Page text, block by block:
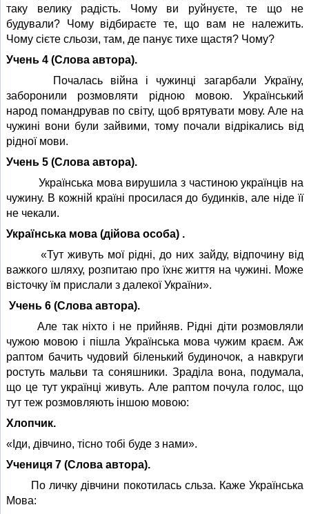
таку велику радість. Чому ви руйнуєте, те що не
будували? Чому відбираєте те, що вам не належить.
Чому сієте сльози, там, де панує тихе щастя? Чому?
Учень 4 (Слова автора).
Почалась війна і чужинці загарбали Україну,
заборонили розмовляти рідною мовою. Український
народ помандрував по світу, щоб врятувати мову. Але на
чужині вони були зайвими, тому почали відрікались від
рідної мови.
Учень 5 (Слова автора).
Українська мова вирушила з частиною українців на
чужину. В кожній країні просилася до будинків, але ніде її
не чекали.
Українська мова (дійова особа) .
«Тут живуть мої рідні, до них зайду, відпочину від
важкого шляху, розпитаю про їхнє життя на чужині. Може
вісточку їм прислали з далекої України».
Учень 6 (Слова автора).
Але так ніхто і не прийняв. Рідні діти розмовляли
чужою мовою і пішла Українська мова чужим краєм. Аж
раптом бачить чудовий біленький будиночок, а навкруги
ростуть мальви та соняшники. Зраділа вона, подумала,
що це тут українці живуть. Але раптом почула голос, що
тут теж розмовляють іншою мовою:
Хлопчик.
«Іди, дівчино, тісно тобі буде з нами».
Учениця 7 (Слова автора).
По личку дівчини покотилась сльза. Каже Українська
Мова: